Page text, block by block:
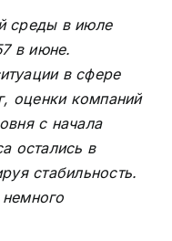
среды в июле
в июне.
в сфере
оценки компаний
с начала
остались в
стабильность.